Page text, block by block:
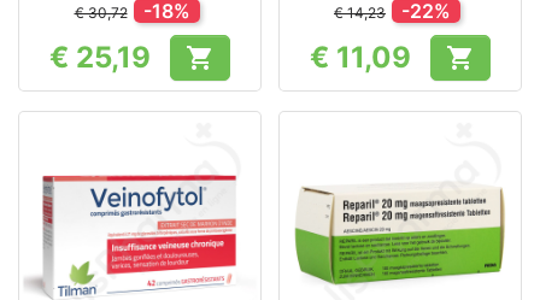
€ 30,72 -18%
Prijs
€ 25,19 
€ 14,23 -22%
Prijs
€ 11,09 